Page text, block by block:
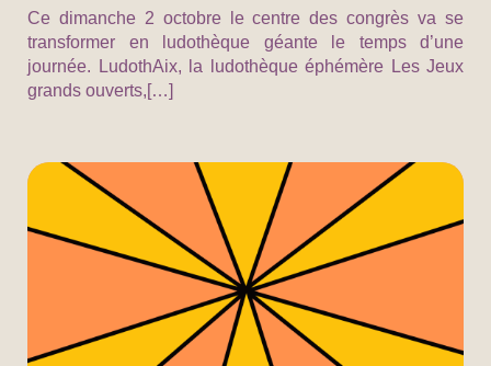
Ce dimanche 2 octobre le centre des congrès va se
transformer en ludothèque géante le temps d’une
journée. LudothAix, la ludothèque éphémère Les Jeux
grands ouverts,[…]